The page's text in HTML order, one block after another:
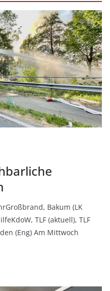
Bakum (LK
TLF (aktuell), TLF
(Eng) Am Mittwoch